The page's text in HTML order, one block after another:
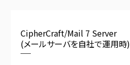
CipherCraft/Mail 7 Server
(メールサーバを自社で運用時)